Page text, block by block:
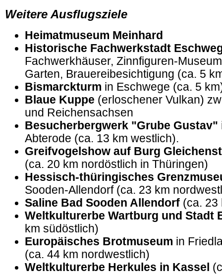
Weitere Ausflugsziele
Heimatmuseum Meinhard
Historische Fachwerkstadt
Fachwerkhäuser, Zinnfiguren-
Garten, Brauereibesichtigung (ca. 5
Bismarckturm in Eschwege (ca. 5
Blaue Kuppe (erloschener Vulkan)
und Reichensachsen
Besucherbergwerk "Grube Gustav"
Abterode (ca. 13 km westlich).
Greifvogelshow auf Burg
(ca. 20 km nordöstlich in Thüringen)
Hessisch-thüringisches
Sooden-Allendorf (ca. 23 km
Saline Bad Sooden Allendorf (ca. 23
Weltkulturerbe Wartburg und Stadt
km südöstlich)
Europäisches Brotmuseum in
(ca. 44 km nordwestlich)
Weltkulturerbe Herkules in Kassel